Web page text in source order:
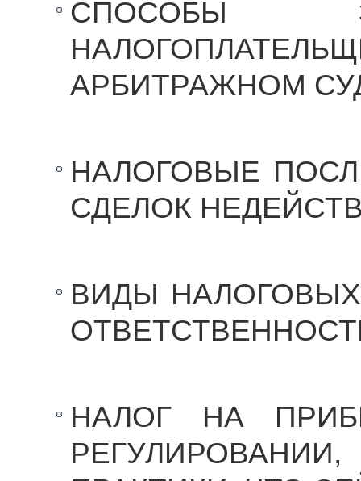
СПОСОБЫ
АРБИТРАЖНОМ
НАЛОГОВЫЕ
СДЕЛОК
ВИДЫ
НАЛОГ НА